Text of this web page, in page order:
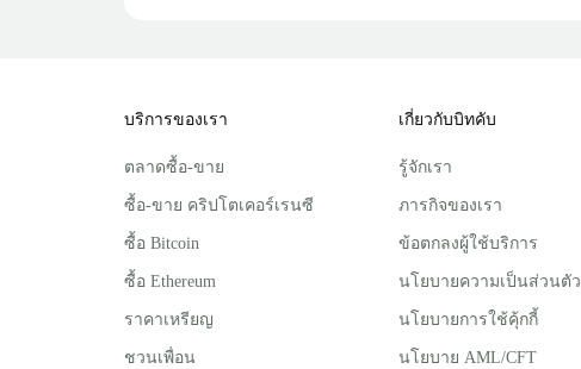
บริการของเรา
ตลาดซื้อ-ขาย
ซื้อ-ขาย คริปโตเคอร์เรนซี
ซื้อ Bitcoin
ซื้อ Ethereum
ราคาเหรียญ
ชวนเพื่อน
เกี่ยวกับบิทคับ
รู้จักเรา
ภารกิจของเรา
ข้อตกลงผู้ใช้บริการ
นโยบายความเป็นส่วนตัว
นโยบายการใช้คุ้กกี้
นโยบาย AML/CFT